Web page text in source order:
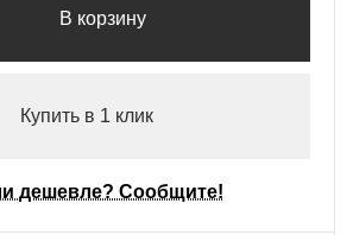
В корзину
Купить в 1 клик
дешевле? Сообщите!